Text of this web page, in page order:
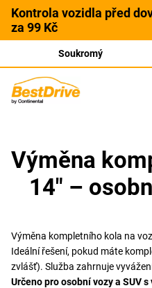
Kontrola vozidla před
za 99 Kč
Soukromý
Výměna
14" –
Výměna kompletního kola na
Ideální řešení, pokud máte
zvlášť). Služba zahrnuje
Určeno pro osobní vozy a SUV